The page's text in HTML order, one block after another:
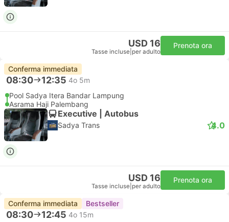
USD 16
Tasse incluse per adulto
Prenota ora
Conferma immediata
08:30 12:35 4o 5m
Pool Sadya Itera Bandar Lampung
Asrama Haji Palembang
Executive | Autobus
Sadya Trans 4.0
USD 16
Tasse incluse per adulto
Prenota ora
Conferma immediata Bestseller
08:30 12:45 4o 15m